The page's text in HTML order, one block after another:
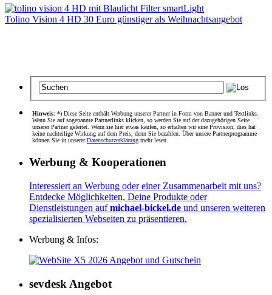
Tolino Vision 4 HD 30 Euro günstiger als Weihnachtsangebot
Hinweis: *) Diese Seite enthält Werbung unserer Partner in Form von Banner und Textlinks.
Wenn Sie auf sogenannte Partnerlinks klicken, so werden Sie auf der dazugehörigen Seite
unserer Partner geleitet. Wenn sie hier etwas kaufen, so erhalten wir eine Provision, dies hat
keine nachteilige Wirkung auf dem Preis, denn Sie bezahlen. Über unsere Partnerprogramme
können Sie in unsererDatenschutzerklärung mehr lesen.
Werbung & Kooperationen
Interessiert an Werbung oder einer Zusammenarbeit mit uns?
Entdecke Möglichkeiten, Deine Produkte oder
Dienstleistungen aufmichael-bickel.de und unseren weiteren
spezialisierten Webseiten zu präsentieren.
Werbung & Infos:
sevdesk Angebot